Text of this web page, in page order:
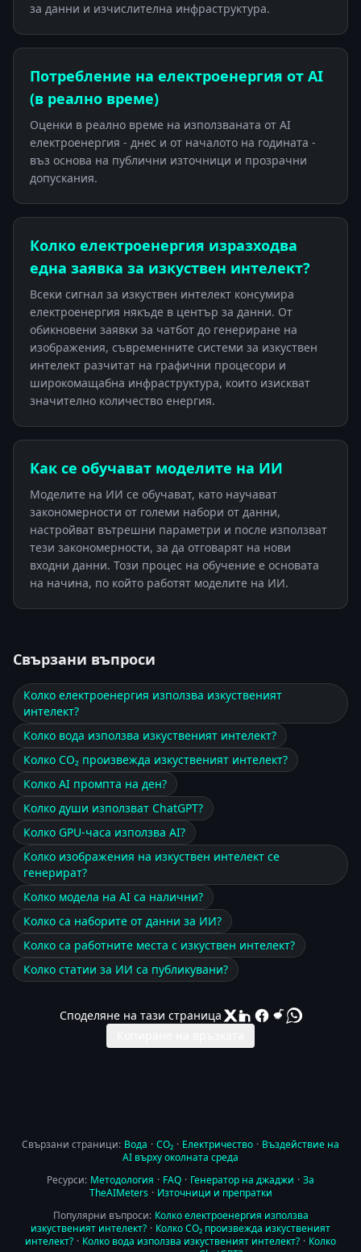
за данни и изчислителна инфраструктура.
Потребление на електроенергия от AI
(в реално време)
Оценки в реално време на използваната от AI
електроенергия - днес и от началото на годината -
въз основа на публични източници и прозрачни
допускания.
Колко електроенергия изразходва
една заявка за изкуствен интелект?
Всеки сигнал за изкуствен интелект консумира
електроенергия някъде в център за данни. От
обикновени заявки за чатбот до генериране на
изображения, съвременните системи за изкуствен
интелект разчитат на графични процесори и
широкомащабна инфраструктура, които изискват
значително количество енергия.
Как се обучават моделите на ИИ
Моделите на ИИ се обучават, като научават
закономерности от големи набори от данни,
настройват вътрешни параметри и после използват
тези закономерности, за да отговарят на нови
входни данни. Този процес на обучение е основата
на начина, по който работят моделите на ИИ.
Свързани въпроси
Колко електроенергия използва изкуственият
интелект?
Колко вода използва изкуственият интелект?
Колко CO₂ произвежда изкуственият интелект?
Колко AI промпта на ден?
Колко души използват ChatGPT?
Колко GPU-часа използва AI?
Колко изображения на изкуствен интелект се
генерират?
Колко модела на AI са налични?
Колко са наборите от данни за ИИ?
Колко са работните места с изкуствен интелект?
Колко статии за ИИ са публикувани?
Споделяне на тази страница
Свързани страници: Вода · CO₂ · Електричество · Въздействие на
AI върху околната среда
Ресурси: Методология · FAQ · Генератор на джаджи · За
TheAIMeters · Източници и препратки
Популярни въпроси: Колко електроенергия използва
изкуственият интелект? · Колко CO₂ произвежда изкуственият
интелект? · Колко вода използва изкуственият интелект? · Колко